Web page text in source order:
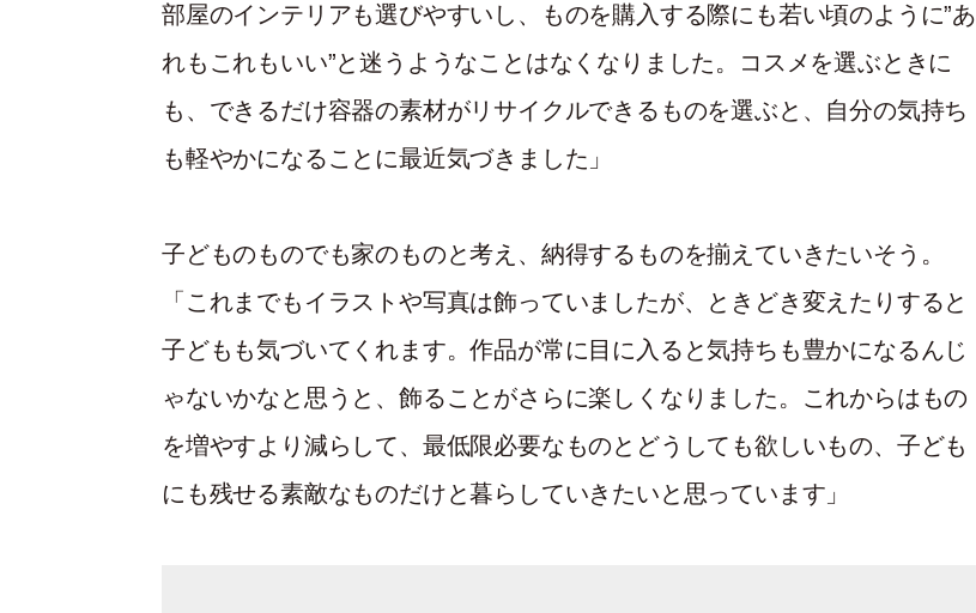
部屋のインテリアも選びやすいし、ものを購入する際にも若い頃のように”あ
れもこれもいい”と迷うようなことはなくなりました。コスメを選ぶときに
も、できるだけ容器の素材がリサイクルできるものを選ぶと、自分の気持ち
も軽やかになることに最近気づきました」
子どものものでも家のものと考え、納得するものを揃えていきたいそう。
「これまでもイラストや写真は飾っていましたが、ときどき変えたりすると
子どもも気づいてくれます。作品が常に目に入ると気持ちも豊かになるんじ
ゃないかなと思うと、飾ることがさらに楽しくなりました。これからはもの
を増やすより減らして、最低限必要なものとどうしても欲しいもの、子ども
にも残せる素敵なものだけと暮らしていきたいと思っています」